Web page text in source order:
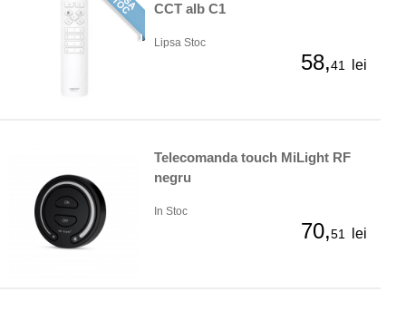
CCT alb C1
Lipsa Stoc
58,41 lei
Telecomanda touch MiLight RF
negru
In Stoc
70,51 lei